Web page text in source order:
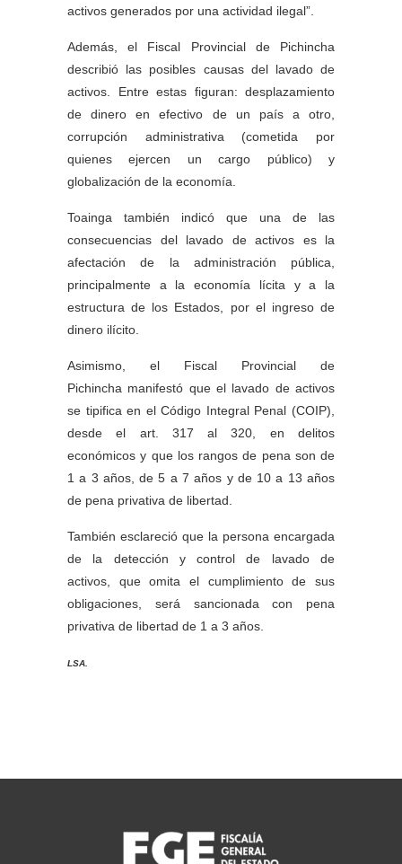
activos generados por una actividad ilegal”.
Además, el Fiscal Provincial de Pichincha
describió las posibles causas del lavado de
activos. Entre estas figuran: desplazamiento
de dinero en efectivo de un país a otro,
corrupción administrativa (cometida por
quienes ejercen un cargo público) y
globalización de la economía.
Toainga también indicó que una de las
consecuencias del lavado de activos es la
afectación de la administración pública,
principalmente a la economía lícita y a la
estructura de los Estados, por el ingreso de
dinero ilícito.
Asimismo, el Fiscal Provincial de
Pichincha manifestó que el lavado de activos
se tipifica en el Código Integral Penal (COIP),
desde el art. 317 al 320, en delitos
económicos y que los rangos de pena son de
1 a 3 años, de 5 a 7 años y de 10 a 13 años
de pena privativa de libertad.
También esclareció que la persona encargada
de la detección y control de lavado de
activos, que omita el cumplimiento de sus
obligaciones, será sancionada con pena
privativa de libertad de 1 a 3 años.
LSA.